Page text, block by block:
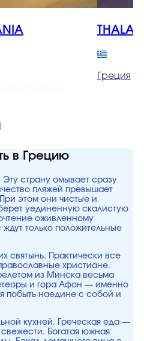
Греция
в Грецию
Эту страну омывает сразу
пляжей превышает
этом они чистые и
уединенную скалистую
оживленному
только положительные
святынь. Практически все
христиане.
из Минска весьма
и гора Афон — именно
побыть наедине с собой и
кухней. Греческая еда —
Богатая южная